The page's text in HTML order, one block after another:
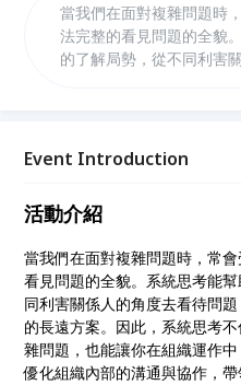
當我們在面對複雜問題時
法完整的看見問題的全貌
的了解局勢，從不同利害
內部的溝通與協作，帶領
Event Introduction
活動介紹
當我們在面對複雜問題時，常
看見問題的全貌。系統思考能
同利害關係人的角度去看待問
的長遠方案。因此，系統思考
雜問題，也能讓你在組織運作
優化組織內部的溝通與協作，帶